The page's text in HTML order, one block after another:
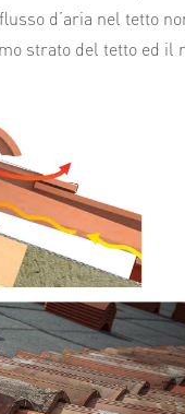
d’aria nel tetto
strato del tetto ed il